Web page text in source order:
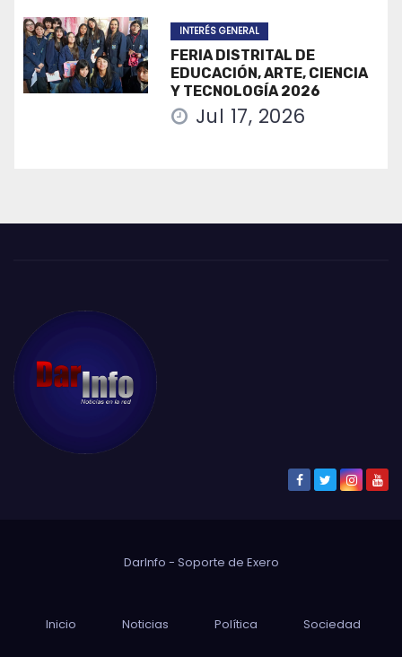
INTERÉS GENERAL
FERIA DISTRITAL DE
EDUCACIÓN, ARTE, CIENCIA
Y TECNOLOGÍA 2026
Jul 17, 2026
DarInfo - Soporte de Exero
Inicio Noticias Política Sociedad